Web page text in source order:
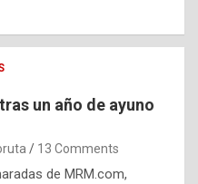
un año de ayuno
13 Comments
de MRM.com,